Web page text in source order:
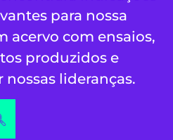
para nossa
acervo com ensaios,
produzidos e
lideranças.